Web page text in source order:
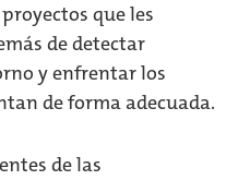
que les
de detectar
y enfrentar los
de forma adecuada.
de las